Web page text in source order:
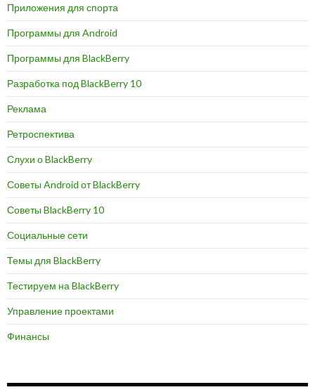
Приложения для спорта
Программы для Android
Программы для BlackBerry
Разработка под BlackBerry 10
Реклама
Ретроспектива
Слухи о BlackBerry
Советы Android от BlackBerry
Советы BlackBerry 10
Социальные сети
Темы для BlackBerry
Тестируем на BlackBerry
Управление проектами
Финансы